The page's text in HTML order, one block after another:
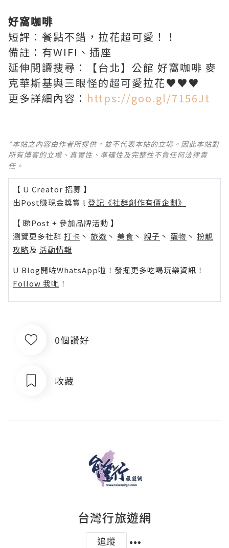
好窩咖啡
短評：餐點不錯，拉花超可愛！！
備註：有WIFI、插座
延伸閱讀搜尋：【台北】公館 好窩咖啡 麥
克華斯基與三眼怪的超可愛拉花♥♥♥
更多詳細內容： https://goo.gl/7156Jt
*本站之內容由作者所提供，並不代表本站的立場。因此本站對
所有博客的立場、真實性、準確性及完整性不負任何法律責
任。
【 U Creator 招募 】
出Post賺現金獎賞 l 登記《社群創作有價企劃》
【 睇Post + 參加品牌活動 】
瀏覽更多社群 打卡 丶 旅遊 丶 美食 丶 親子 丶 寵物 丶 扮靚
攻略及 活動情報
U Blog開咗WhatsApp啦！發掘更多吃喝玩樂資訊！
Follow 我哋 ！
0個讚好
收藏
台灣行旅遊網
追蹤